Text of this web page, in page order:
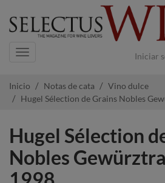
Iniciar
Navigation
Inicio Notas de cata
Vino dulce
Hugel Sélection de Grains Nobles
Hugel Sélection
Nobles